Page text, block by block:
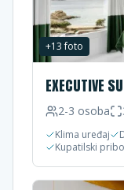
+13foto
EXECUTIVE
2-3 osoba
Klima uređaj
Kupatilski